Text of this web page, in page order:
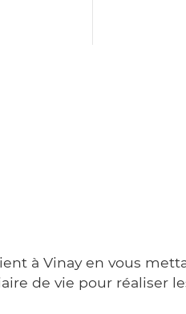
à Vinay en vous
de vie pour réaliser